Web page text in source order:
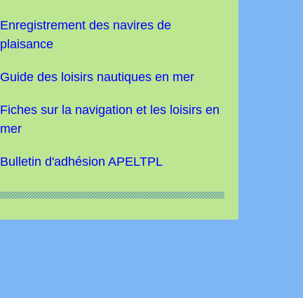
Enregistrement des navires de
plaisance
Guide des loisirs nautiques en mer
Fiches sur la navigation et les loisirs en
mer
Bulletin d'adhésion APELTPL